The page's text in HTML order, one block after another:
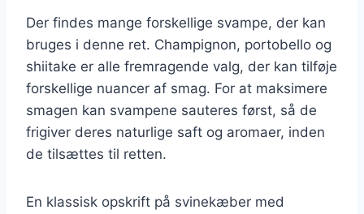
Der findes mange forskellige svampe, der kan
bruges i denne ret. Champignon, portobello og
shiitake er alle fremragende valg, der kan tilføje
forskellige nuancer af smag. For at maksimere
smagen kan svampene sauteres først, så de
frigiver deres naturlige saft og aromaer, inden
de tilsættes til retten.
En klassisk opskrift på svinekæber med